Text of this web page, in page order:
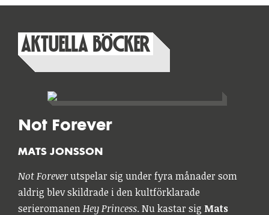
AKTUELLA BÖCKER
Not Forever
MATS JONSSON
Not Foreverutspelar sig under fyra månader som
aldrig blev skildrade i den kultförklarade
serieromanenHey Princess. Nu kastar sig Mats